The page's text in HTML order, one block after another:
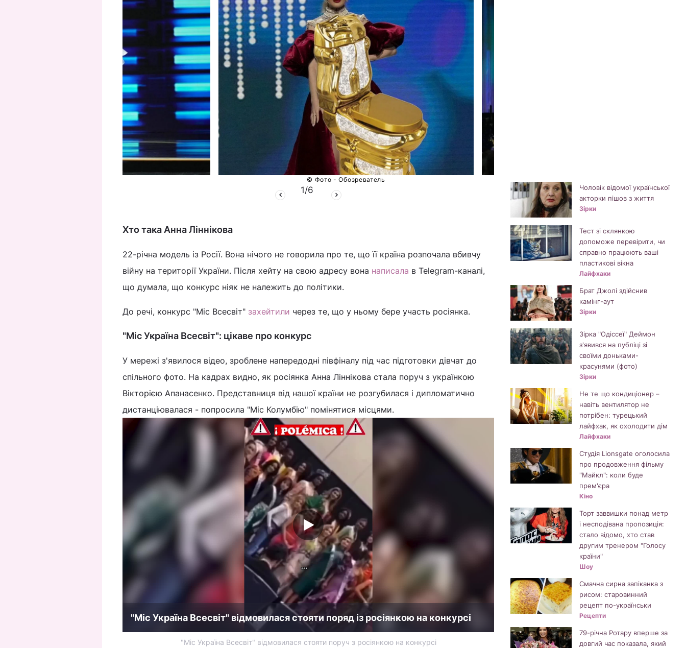
© Фото - Обозреватель
1/6
Хто така Анна Ліннікова
22-річна модель із Росії. Вона нічого не говорила про те, що її країна розпочала вбивчу
війну на території України. Після хейту на свою адресу вона написала в Telegram-каналі,
що думала, що конкурс ніяк не належить до політики.
До речі, конкурс "Міс Всесвіт" захейтили через те, що у ньому бере участь росіянка.
"Міс Україна Всесвіт": цікаве про конкурс
У мережі з'явилося відео, зроблене напередодні півфіналу під час підготовки дівчат до
спільного фото. На кадрах видно, як росіянка Анна Ліннікова стала поруч з українкою
Вікторією Апанасенко. Представниця від нашої країни не розгубилася і дипломатично
дистанціювалася - попросила "Міс Колумбію" помінятися місцями.
"Міс Україна Всесвіт" відмовилася стояти поряд із росіянкою на конкурсі
"Міс Україна Всесвіт" відмовилася стояти поруч з росіянкою на конкурсі
Чоловік відомої української
акторки пішов з життя
Зірки
Тест зі склянкою
допоможе перевірити, чи
справно працюють ваші
пластикові вікна
Лайфхаки
Брат Джолі здійснив
камінг-аут
Зірки
Зірка "Одіссеї" Деймон
з'явився на публіці зі
своїми доньками-
красунями (фото)
Зірки
Не те що кондиціонер –
навіть вентилятор не
потрібен: турецький
лайфхак, як охолодити дім
Лайфхаки
Студія Lionsgate оголосила
про продовження фільму
"Майкл": коли буде
прем'єра
Кіно
Торт заввишки понад метр
і несподівана пропозиція:
стало відомо, хто став
другим тренером "Голосу
країни"
Шоу
Смачна сирна запіканка з
рисом: старовинний
рецепт по-українськи
Рецепти
79-річна Ротару вперше за
довгий час показала, який